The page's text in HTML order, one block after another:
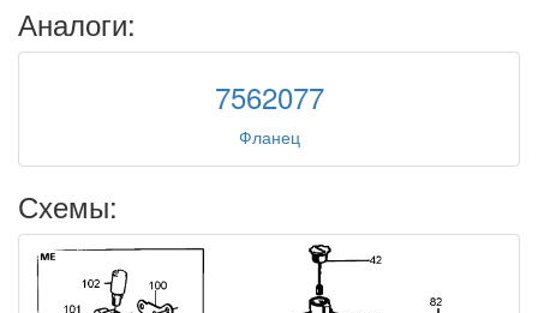
Аналоги:
7562077
Фланец
Схемы: